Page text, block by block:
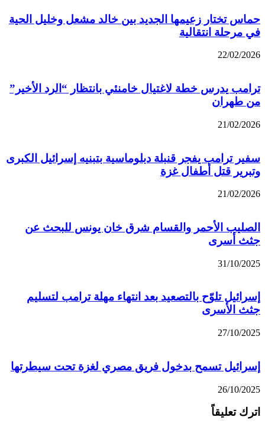
حماس تختار زعيمها الجديد بين خالد مشعل وخليل الحية
في مرحلة انتقالية
22/02/2026
ترامب يدرس خطة لاغتيال خامنئي بانتظار “الرد الأخير”
من طهران
21/02/2026
سفير ترامب يفجر قنبلة دبلوماسية بتبنيه إسرائيل الكبرى
وتبرير قتل أطفال غزة
21/02/2026
الصليب الأحمر والقسام شرق خان يونس للبحث عن
جثث أسرى
31/10/2025
إسرائيل تلوّح بالتصعيد بعد انتهاء مهلة ترامب لتسليم
جثث الأسرى
27/10/2025
إسرائيل تسمح بدخول فريق مصري لغزة تحت سيطرتها
26/10/2025
اترك تعليقاً